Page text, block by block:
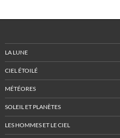
LA LUNE
CIEL ÉTOILÉ
MÉTÉORES
SOLEIL ET PLANÈTES
LES HOMMES ET LE CIEL